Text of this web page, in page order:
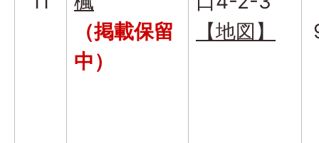
（掲載保留
中）
【地図】